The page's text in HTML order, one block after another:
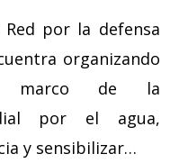
por la defensa
organizando
marco de la
por el agua,
y sensibilizar…